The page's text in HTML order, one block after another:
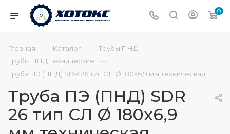
0
Главная — Каталог — Трубы ПНД —
Трубы ПНД технические —
Труба ПЭ (ПНД) SDR 26 тип СЛ Ø 180х6,9 мм техническая
Труба ПЭ (ПНД) SDR
26 тип СЛ Ø 180х6,9